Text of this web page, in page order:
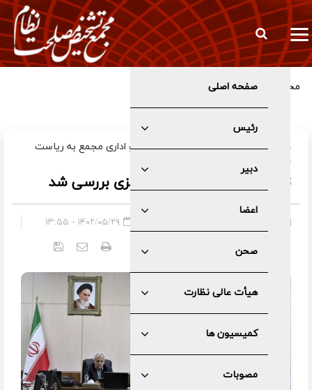
صفحه اصلی
رئیس
دبیر
اعضا
صحن
هیأت عالی نظارت
کمیسیون ها
مصوبات
مخبر: تعرض به زیرساخت‌های ما بنای هژمونی شما را نابود می‌کند
در جلسه کمیسیون اقتصادی، بازرگانی و اداری مجمع به ریاست
دکتر محسن رضایی؛
ترکیب هیئت عالی بانک مرکزی بررسی شد
۱۴۰۲/۰۵/۲۹ - ۱۳:۵۵
کد خبر: